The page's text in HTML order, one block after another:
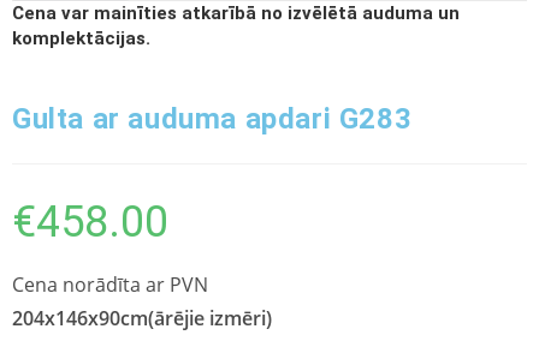
Cena var mainīties atkarībā no izvēlētā auduma un
komplektācijas.
Gulta ar auduma apdari G283
€458.00
Cena norādīta ar PVN
204x146x90cm(ārējie izmēri)